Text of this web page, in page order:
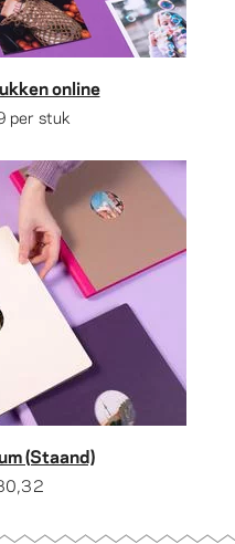
online
per stuk
(Staand)